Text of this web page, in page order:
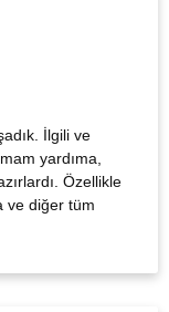
İlgili ve
yardıma,
Özellikle
ve diğer tüm